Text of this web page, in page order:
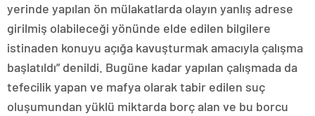
yerinde yapılan ön mülakatlarda olayın yanlış adrese
girilmiş olabileceği yönünde elde edilen bilgilere
istinaden konuyu açığa kavuşturmak amacıyla çalışma
başlatıldı” denildi. Bugüne kadar yapılan çalışmada da
tefecilik yapan ve mafya olarak tabir edilen suç
oluşumundan yüklü miktarda borç alan ve bu borcu